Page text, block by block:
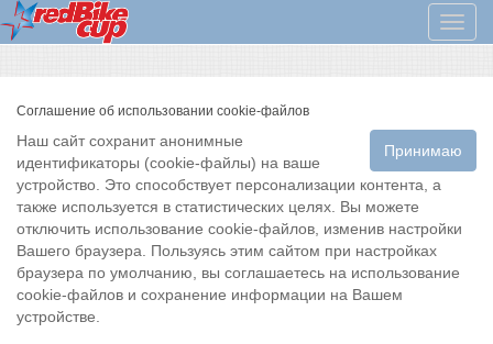
Меню
Соглашение об использовании cookie-файлов
Принимаю
Наш сайт сохранит анонимные
идентификаторы (cookie-файлы) на ваше
устройство. Это способствует персонализации контента, а
также используется в статистических целях. Вы можете
отключить использование cookie-файлов, изменив настройки
Вашего браузера. Пользуясь этим сайтом при настройках
браузера по умолчанию, вы соглашаетесь на использование
cookie-файлов и сохранение информации на Вашем
устройстве.